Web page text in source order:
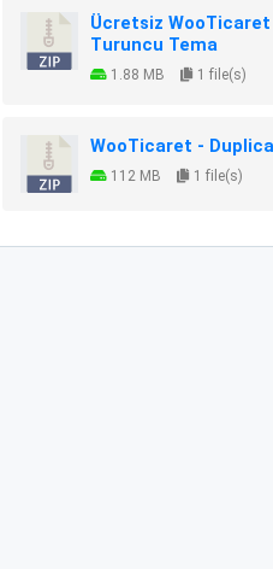
Ücretsiz WooTicaret
Turuncu Tema
1.88 MB 1 file(s)
WooTicaret -
112 MB 1 file(s)